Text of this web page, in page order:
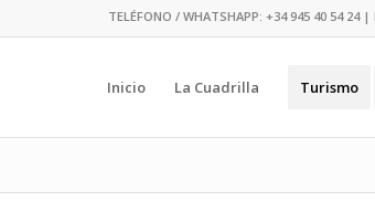
TELÉFONO / WHATSHAPP: +34 945 40 54 24|
Inicio La Cuadrilla Turismo